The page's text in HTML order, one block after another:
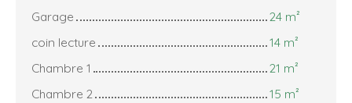
Garage
24 m²
coin lecture
14 m²
Chambre 1
21 m²
Chambre 2
15 m²